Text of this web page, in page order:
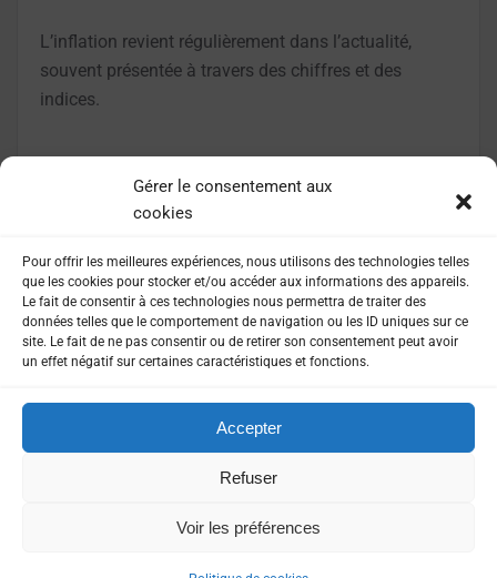
Gérer le consentement aux
cookies
Pour offrir les meilleures expériences, nous utilisons des technologies telles
que les cookies pour stocker et/ou accéder aux informations des appareils.
Le fait de consentir à ces technologies nous permettra de traiter des
données telles que le comportement de navigation ou les ID uniques sur ce
site. Le fait de ne pas consentir ou de retirer son consentement peut avoir
un effet négatif sur certaines caractéristiques et fonctions.
Accepter
Refuser
Voir les préférences
L’inflation revient régulièrement dans l’actualité,
souvent présentée à travers des chiffres et des
indices.
LIRE LA SUITE
MENTIONS LÉGALES
POLITIQUE DE CONFIDENTIALITÉ